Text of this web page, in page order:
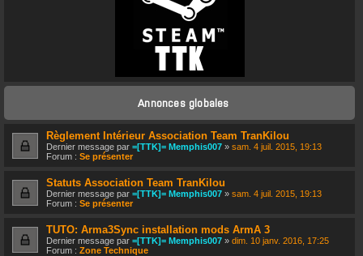
Annonces globales
Règlement Intérieur Association Team TranKilou
Dernier message par =[TTK]= Memphis007 » sam. 4 juil. 2015, 19:13
Forum : Se présenter
Statuts Association Team TranKilou
Dernier message par =[TTK]= Memphis007 » sam. 4 juil. 2015, 19:13
Forum : Se présenter
TUTO: Arma3Sync installation mods ArmA 3
Dernier message par =[TTK]= Memphis007 » dim. 10 janv. 2016, 17:25
Forum : Zone Technique